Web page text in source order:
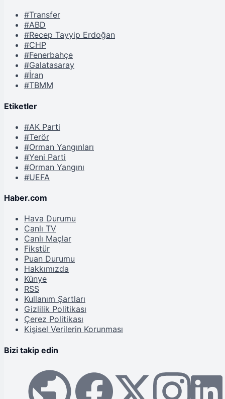
#Transfer
#ABD
#Recep Tayyip Erdoğan
#CHP
#Fenerbahçe
#Galatasaray
#İran
#TBMM
Etiketler
#AK Parti
#Terör
#Orman Yangınları
#Yeni Parti
#Orman Yangını
#UEFA
Haber.com
Hava Durumu
Canlı TV
Canlı Maçlar
Fikstür
Puan Durumu
Hakkımızda
Künye
RSS
Kullanım Şartları
Gizlilik Politikası
Çerez Politikası
Kişisel Verilerin Korunması
Bizi takip edin